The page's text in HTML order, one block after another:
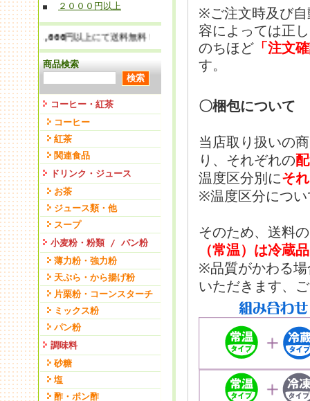
■ ２０００円以上
12,000円以上にて送料無料！(1梱包無料) ☆ 「2/13 Go to 北
商品検索
コーヒー・紅茶
コーヒー
紅茶
関連食品
ドリンク・ジュース
お茶
ジュース類・他
スープ
小麦粉・粉類 / パン粉
薄力粉・強力粉
天ぷら・から揚げ粉
片栗粉・コーンスターチ
ミックス粉
パン粉
調味料
砂糖
塩
酢・ポン酢
※ご注文時及び自
容によっては正
のちほど「注文
す。
〇梱包について
当店取り扱いの
り、それぞれの
温度区分別にそ
※温度区分につ
そのため、送料
（常温）は冷蔵
※品質がかわる場
いただきます、